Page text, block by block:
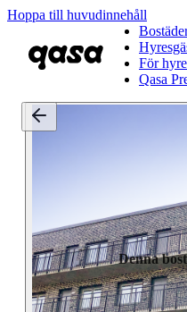
Hoppa till huvudinnehåll
För
Qasa
Denna